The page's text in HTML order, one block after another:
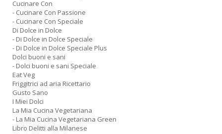
Cucinare Con
- Cucinare Con Passione
- Cucinare Con Speciale
Di Dolce in Dolce
- Di Dolce in Dolce Speciale
- Di Dolce in Dolce Speciale Plus
Dolci buoni e sani
- Dolci buoni e sani Speciale
Eat Veg
Friggitrici ad aria Ricettario
Gusto Sano
I Miei Dolci
La Mia Cucina Vegetariana
- La Mia Cucina Vegetariana Green
Libro Delitti alla Milanese